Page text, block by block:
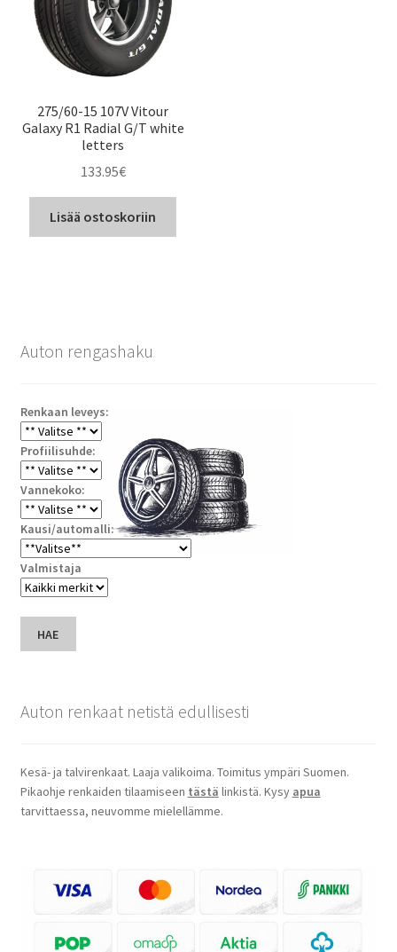
275/60-15 107V Vitour
Galaxy R1 Radial G/T white
letters
133.95€
Lisää ostoskoriin
Auton rengashaku
Renkaan leveys:
Profiilisuhde:
Vannekoko:
Kausi/automalli:
Valmistaja
HAE
Auton renkaat netistä edullisesti
Kesä- ja talvirenkaat. Laaja valikoima. Toimitus ympäri Suomen.
Pikaohje renkaiden tilaamiseen tästä linkistä. Kysy apua
tarvittaessa, neuvomme mielellämme.